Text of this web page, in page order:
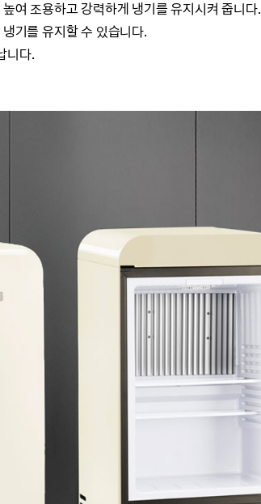
여 조용하고 강력하게 냉기를 유지시켜 줍니다.
기를 유지할 수 있습니다.
니다.